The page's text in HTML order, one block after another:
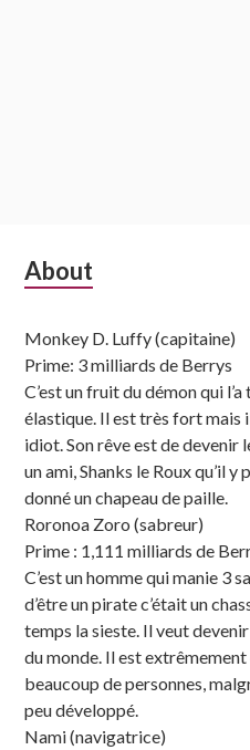
Subsidiary
About
Monkey D. Luffy (capitaine)
Prime: 3 milliards de Berrys
C’est un fruit du démon qui
élastique. Il est très fort
idiot. Son rêve est de devenir
un ami, Shanks le Roux qu’il
donné un chapeau de paille.
Roronoa Zoro (sabreur)
Prime : 1,111 milliards de
C’est un homme qui manie 3
d’être un pirate c’était un
temps la sieste. Il veut
du monde. Il est
beaucoup de personnes,
peu développé.
Nami (navigatrice)